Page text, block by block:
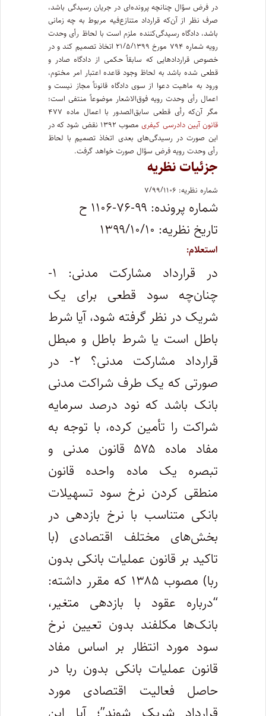
در فرض سؤال چنانچه پرونده‌ای در جریان رسیدگی باشد،
صرف نظر از آن‌که قرارداد متنازع‌فیه مربوط به چه زمانی
باشد، دادگاه رسیدگی‌کننده ملزم است با لحاظ رأی وحدت
رویه شماره ۷۹۴ مورخ ۲۱/۵/۱۳۹۹ اتخاذ تصمیم کند و در
خصوص قراردادهایی که سابقاً حکمی از دادگاه صادر و
قطعی شده باشد به لحاظ وجود قاعده اعتبار امر مختوم،
ورود به ماهیت دعوا از سوی دادگاه قانوناً مجاز نیست و
اعمال رأی وحدت رویه فوق‌الاشعار موضوعاً منتفی است؛
مگر آن‌که رأی قطعی سابق‌الصدور با اعمال ماده ۴۷۷
قانون آیین دادرسی کیفری
مصوب ۱۳۹۲ نقض شود که در
این صورت در رسیدگی‌های بعدی اتخاذ تصمیم با لحاظ
رأی وحدت رویه فرض سؤال صورت خواهد گرفت.
جزئیات نظریه
شماره نظریه: ۷/۹۹/۱۱۰۶
شماره پرونده: ۹۹-۷۶-۱۱۰۶ ح
تاریخ نظریه: ۱۳۹۹/۱۰/۱۰
استعلام:
در قرارداد مشارکت مدنی: ۱-
چنان‌چه سود قطعی برای یک
شریک در نظر گرفته شود، آیا شرط
باطل است یا شرط باطل و مبطل
قرارداد مشارکت مدنی؟ ۲- در
صورتی که یک طرف شراکت مدنی
بانک باشد که نود درصد سرمایه
شراکت را تأمین کرده، با توجه به
مفاد ماده ۵۷۵ قانون مدنی و
تبصره یک ماده واحده قانون
منطقی کردن نرخ سود تسهیلات
بانکی متناسب با نرخ بازدهی در
بخش‌های مختلف اقتصادی (با
تاکید بر قانون عملیات بانکی بدون
ربا) مصوب ۱۳۸۵ که مقرر داشته:
“درباره عقود با بازدهی متغیر،
بانک‌ها مکلفند بدون تعیین نرخ
سود مورد انتظار بر اساس مفاد
قانون عملیات بانکی بدون ربا در
حاصل فعالیت اقتصادی مورد